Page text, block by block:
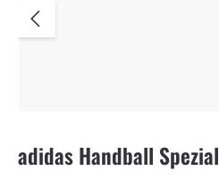
adidas Handball Spezial